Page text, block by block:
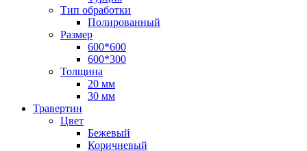
Тип обработки
Полированный
Размер
600*600
600*300
Толщина
20 мм
30 мм
Травертин
Цвет
Бежевый
Коричневый